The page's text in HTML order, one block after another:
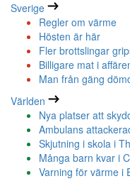
Sverige
Regler om värme
Hösten är här
Fler brottslingar
Billigare mat i
Man från gäng
Världen
Nya platser att
Ambulans
Skjutning i skola i
Många barn kvar i
Varning för värme i